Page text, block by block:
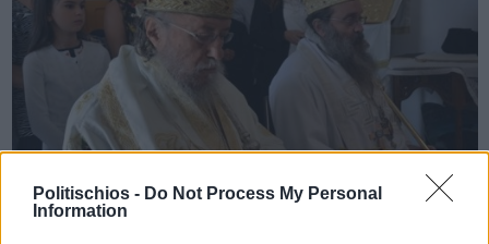
Politischios - Do Not Process My Personal
Information